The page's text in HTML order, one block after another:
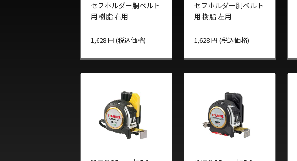
セフホルダー胴ベルト
用 樹脂 右用
1,628 円 (税込価格)
セフホルダー胴ベルト
用 樹脂 左用
1,628 円 (税込価格)